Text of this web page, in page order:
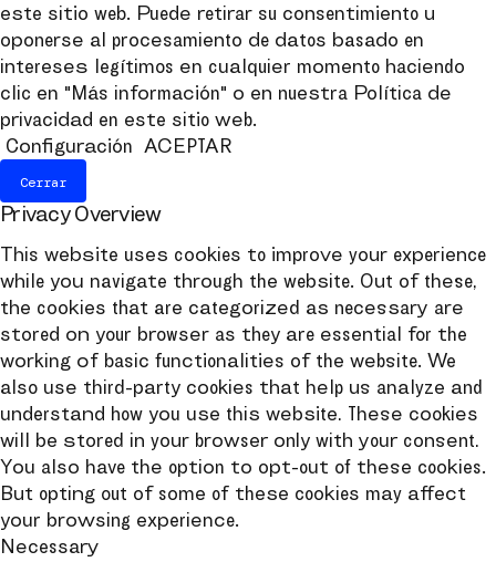
este sitio web. Puede retirar su consentimiento u
oponerse al procesamiento de datos basado en
intereses legítimos en cualquier momento haciendo
clic en "Más información" o en nuestra Política de
privacidad en este sitio web.
Configuración
ACEPTAR
Cerrar
Privacy Overview
This website uses cookies to improve your experience
while you navigate through the website. Out of these,
the cookies that are categorized as necessary are
stored on your browser as they are essential for the
working of basic functionalities of the website. We
also use third-party cookies that help us analyze and
understand how you use this website. These cookies
will be stored in your browser only with your consent.
You also have the option to opt-out of these cookies.
But opting out of some of these cookies may affect
your browsing experience.
Necessary